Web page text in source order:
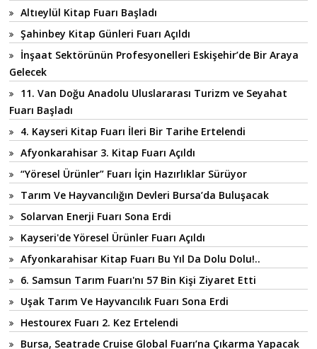
Altıeylül Kitap Fuarı Başladı
Şahinbey Kitap Günleri Fuarı Açıldı
İnşaat Sektörünün Profesyonelleri Eskişehir’de Bir Araya
Gelecek
11. Van Doğu Anadolu Uluslararası Turizm ve Seyahat
Fuarı Başladı
4. Kayseri Kitap Fuarı İleri Bir Tarihe Ertelendi
Afyonkarahisar 3. Kitap Fuarı Açıldı
“Yöresel Ürünler” Fuarı İçin Hazırlıklar Sürüyor
Tarım Ve Hayvancılığın Devleri Bursa’da Buluşacak
Solarvan Enerji Fuarı Sona Erdi
Kayseri'de Yöresel Ürünler Fuarı Açıldı
Afyonkarahisar Kitap Fuarı Bu Yıl Da Dolu Dolu!..
6. Samsun Tarım Fuarı'nı 57 Bin Kişi Ziyaret Etti
Uşak Tarım Ve Hayvancılık Fuarı Sona Erdi
Hestourex Fuarı 2. Kez Ertelendi
Bursa, Seatrade Cruise Global Fuarı’na Çıkarma Yapacak